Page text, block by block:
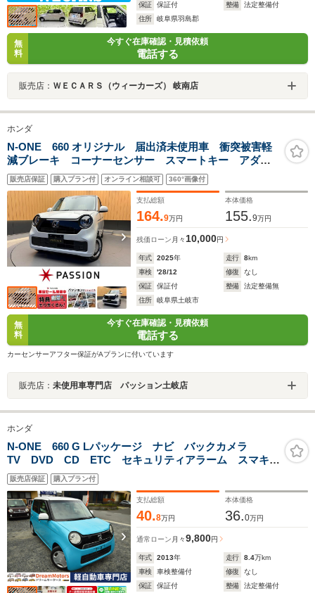
保証
保証付 整備
法定整備付
住所
岐阜県羽島郡
無
料
今すぐ在庫確認・見積依頼
電話する
販売店： ＷＥＣＡＲＳ（ウィーカーズ） 岐南店
ホンダ
N-ONE 660 オリジナル 届出済未使用車 衝突被害軽
減ブレーキ コーナーセンサー スマートキー アダク
ティブクルーズコントロール アイドリングストップ
LEDヘッドライト バックカメラ オートエアコン 電
動格納ドアミラー
販売店保証 購入プラン付 オンライン相談可 360°画像付
支払総額
164.9万円
本体価格
155.9万円
残価ローン 月々10,000円
年式 2025年 走行 8km
車検
'28/12 修復
なし
保証
保証付 整備
法定整備無
住所
岐阜県土岐市
無
料
今すぐ在庫確認・見積依頼
電話する
カーセンサーアフター保証がAプランに付いています
販売店： 未使用車専門店 パッション土岐店
ホンダ
N-ONE 660 G Lパッケージ ナビ バックカメラ
TV DVD CD ETC セキュリティアラーム スマキ
ー 助手席エアバッグ 運転席エアバッグ キーレス
全席PW ABS AAC 衝突安全ボディ パワステ ア
イドリング ベンチ席
販売店保証 購入プラン付
支払総額
40.8万円
本体価格
36.0万円
通常ローン 月々9,800円
年式 2013年 走行 8.4万km
車検
車検整備付 修復
なし
保証
保証付 整備
法定整備付